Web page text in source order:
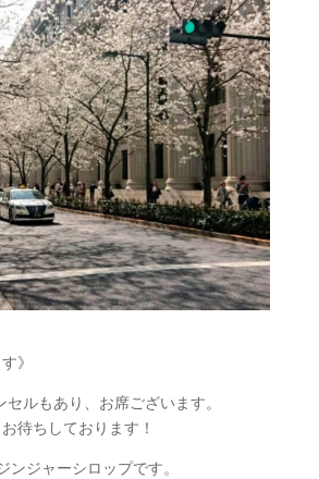
》
ルもあり、お席ございます。
待ちしております！
ジャーシロップです。